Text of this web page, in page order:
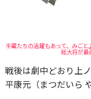
半蔵たちの活躍もあって、みごと
総大将が最
戦後は劇中どおり上
平康元（まつだいら